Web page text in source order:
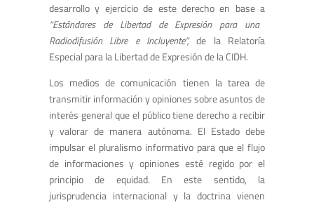
desarrollo y ejercicio de este derecho en base a
“Estándares de Libertad de Expresión para una
Radiodifusión Libre e Incluyente”,de la Relatoría
Especial para la Libertad de Expresión de la CIDH.
Los medios de comunicación tienen la tarea de
transmitir información y opiniones sobre asuntos de
interés general que el público tiene derecho a recibir
y valorar de manera autónoma. El Estado debe
impulsar el pluralismo informativo para que el flujo
de informaciones y opiniones esté regido por el
principio de equidad. En este sentido, la
jurisprudencia internacional y la doctrina vienen